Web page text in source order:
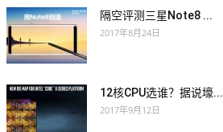
隔空评测三星Note8 ...
2017年8月24日
12核CPU选谁？据说壕...
2017年9月12日